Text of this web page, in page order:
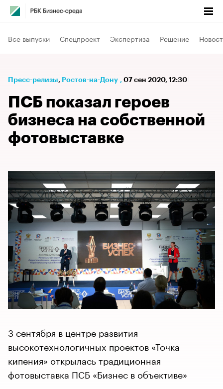
Все выпуски Спецпроект Экспертиза Решение
Пресс-релизы⁠, Ростов-на-Дону , 07 сен 2020, 12:30
ПСБ показал героев
бизнеса на собственной
фотовыставке
3 сентября в центре развития
высокотехнологичных проектов «Точка
кипения» открылась традиционная
фотовыставка ПСБ «Бизнес в объективе»